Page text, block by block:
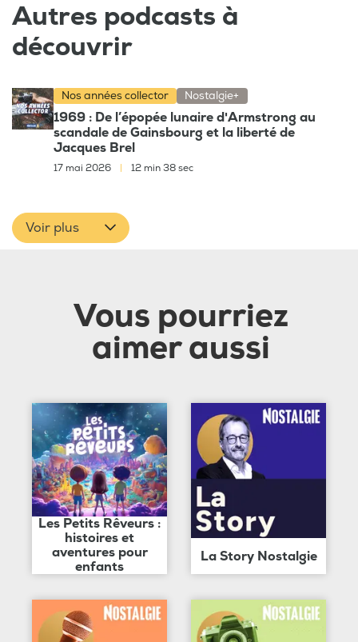
Autres podcasts à
découvrir
Nos années collector Nostalgie+
1969 : De l’épopée lunaire d'Armstrong au
scandale de Gainsbourg et la liberté de
Jacques Brel
17 mai 2026 12 min 38 sec
Voir plus
Vous pourriez
aimer aussi
Les Petits Rêveurs :
histoires et
aventures pour
enfants
La Story Nostalgie